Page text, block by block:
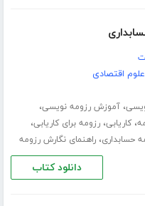
اقتصادی
،آموزش رزومه نویسی،
،کاریابی،رزومه برای کاریابی،
حسابداری،راهنمای نگارش رزومه
دانلود کتاب